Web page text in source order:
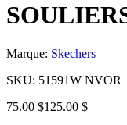
Marque: Skechers
SKU: 51591W NVOR
75.00 $125.00 $